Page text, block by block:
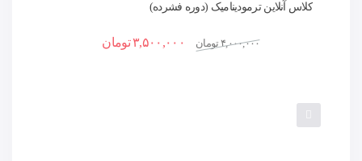
کلاس آنلاین ترمودینامیک (دوره فشرده)
۴,۰۰۰,۰۰۰تومان ۳,۵۰۰,۰۰۰تومان